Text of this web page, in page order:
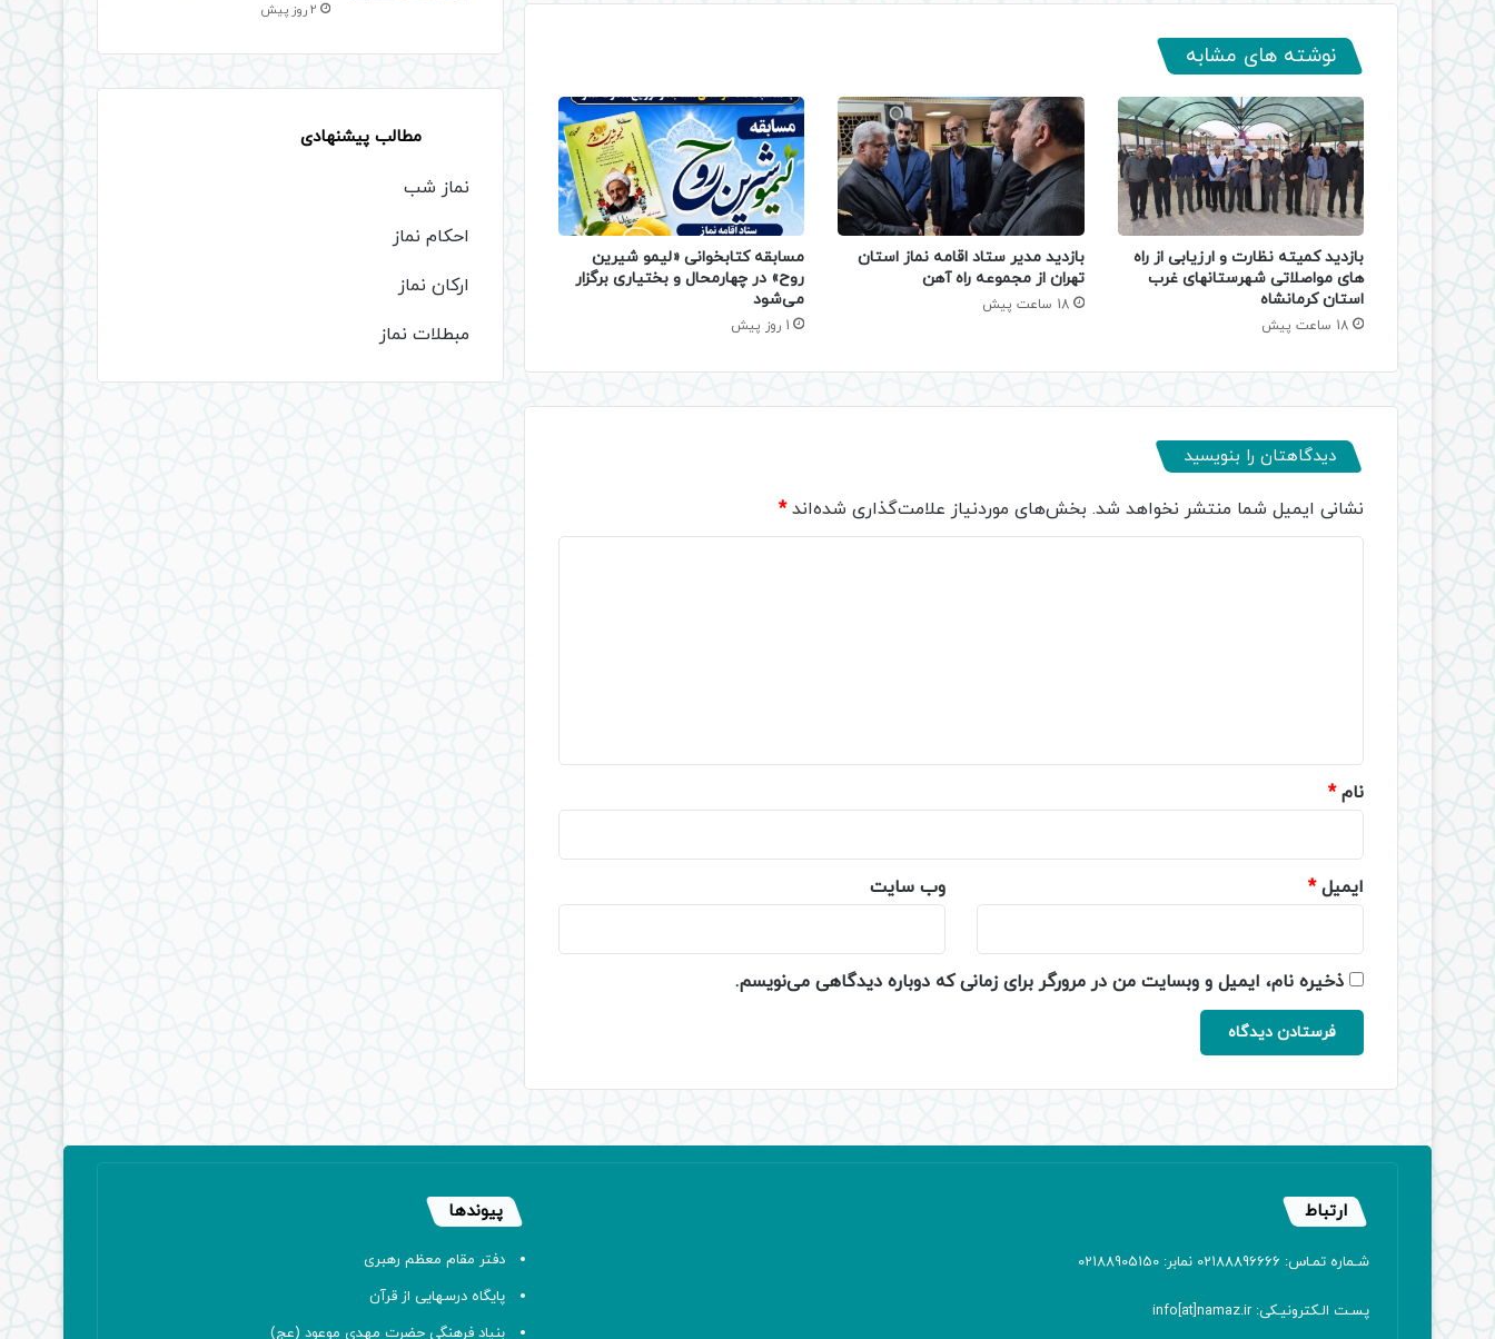
نوشته های مشابه
بازدید کمیته نظارت و ارزیابی از راه
های مواصلاتی شهرستانهای غرب
استان کرمانشاه
18 ساعت پیش
بازدید مدیر ستاد اقامه نماز استان
تهران از مجموعه راه آهن
18 ساعت پیش
مسابقه کتابخوانی «لیمو شیرین
روح» در چهارمحال و بختیاری برگزار
می‌شود
1 روز پیش
دیدگاهتان را بنویسید
نشانی ایمیل شما منتشر نخواهد شد. بخش‌های موردنیاز علامت‌گذاری شده‌اند*
نام*
ایمیل* وب‌ سایت
ذخیره نام، ایمیل و وبسایت من در مرورگر برای زمانی که دوباره دیدگاهی می‌نویسم.
2 روز پیش
مطالب پیشنهادی
نماز شب
احکام نماز
ارکان نماز
مبطلات نماز
ارتباط
شـماره تمـاس: 02188896666 نمابر: 02188905150
پسـت الـکترونیـکی: info[at]namaz.ir
پیوندها
دفتر مقام معظم رهبری
پایگاه درسهایی از قرآن
بنیاد فرهنگی حضرت مهدی موعود (عج)